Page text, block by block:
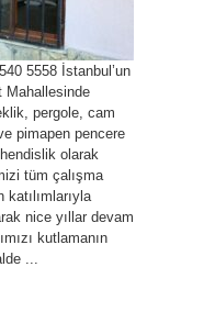
5558 İstanbul’un
Mahallesinde
pergole, cam
pimapen pencere
olarak
tüm çalışma
nice yıllar devam
kutlamanın
...